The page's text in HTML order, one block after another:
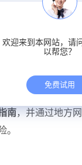
全教育刻不容缓。
教育，传授安全常
作依然是重中
因次生灾害造成
南，并通过地方
欢迎来到本网站，请
以帮您？
免费试用